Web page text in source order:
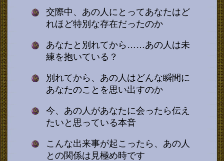
交際中、あの人にとってあなたはど
れほど特別な存在だったのか
あなたと別れてから……あの人は未
練を抱いている？
別れてから、あの人はどんな瞬間に
あなたのことを思い出すのか
今、あの人があなたに会ったら伝え
たいと思っている本音
こんな出来事が起こったら、あの人
との関係は見極め時です